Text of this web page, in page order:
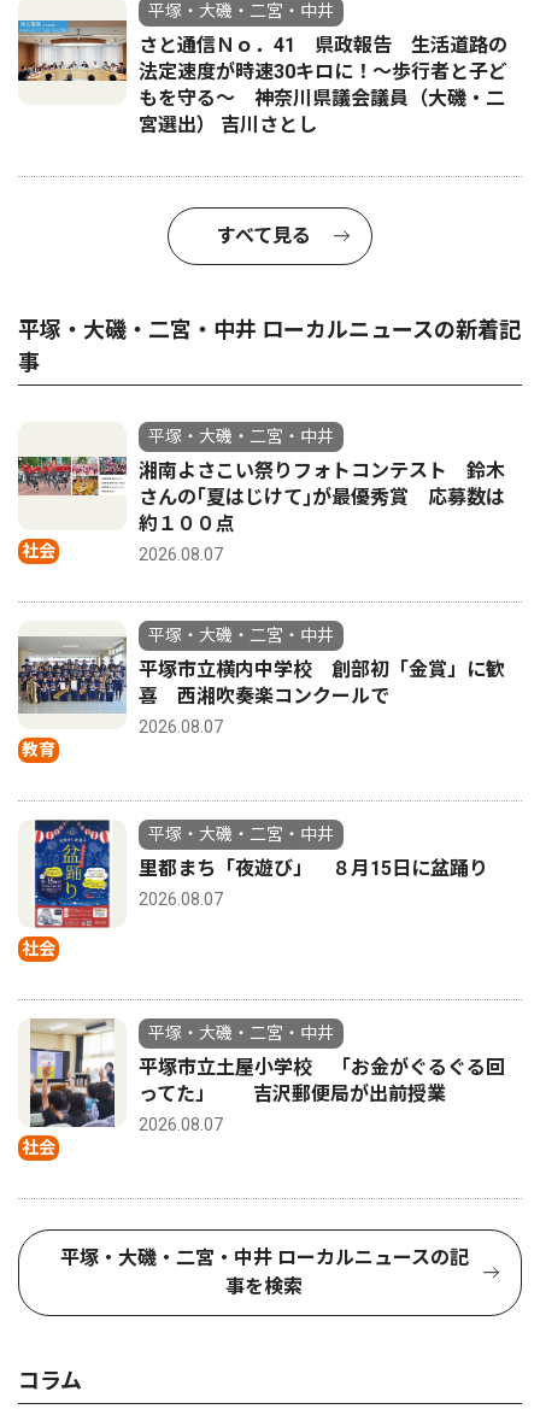
平塚・大磯・二宮・中井
さと通信Ｎｏ．41 県政報告 生活道路の
法定速度が時速30キロに！〜歩行者と子ど
もを守る〜 神奈川県議会議員（大磯・二
宮選出） 吉川さとし
すべて見る
平塚・大磯・二宮・中井 ローカルニュースの新着記
事
社会
平塚・大磯・二宮・中井
湘南よさこい祭りフォトコンテスト 鈴木
さんの｢夏はじけて｣が最優秀賞 応募数は
約１００点
2026.08.07
教育
平塚・大磯・二宮・中井
平塚市立横内中学校 創部初「金賞」に歓
喜 西湘吹奏楽コンクールで
2026.08.07
社会
平塚・大磯・二宮・中井
里都まち「夜遊び」 ８月15日に盆踊り
2026.08.07
社会
平塚・大磯・二宮・中井
平塚市立土屋小学校 「お金がぐるぐる回
ってた」 吉沢郵便局が出前授業
2026.08.07
平塚・大磯・二宮・中井 ローカルニュースの記
事を検索
コラム